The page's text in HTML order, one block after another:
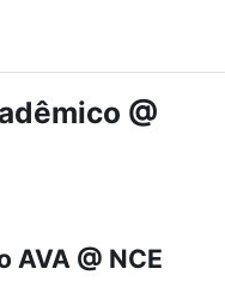
@
@ NCE